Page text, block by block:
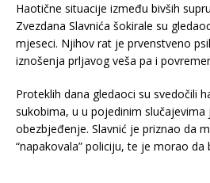
Haotične situacije između bivših
Zvezdana Slavnića šokirale su
mjeseci. Njihov rat je prvenstveno
iznošenja prljavog veša pa i
Proteklih dana gledaoci su svedočili
sukobima, u u pojedinim
obezbjeđenje. Slavnić je priznao da
“napakovala” policiju, te je morao da